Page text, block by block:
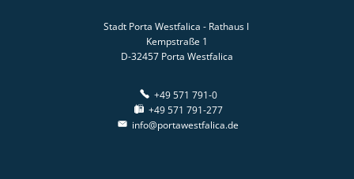
Stadt Porta Westfalica - Rathaus I
Kempstraße 1
D-32457 Porta Westfalica
+49 571 791-0
+49 571 791-277
info@portawestfalica.de